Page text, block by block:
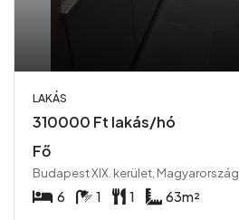
LAKÁS
310000 Ft lakás/hó
Fő
Budapest XIX. kerület, Magyarország
6 1 1 63m²